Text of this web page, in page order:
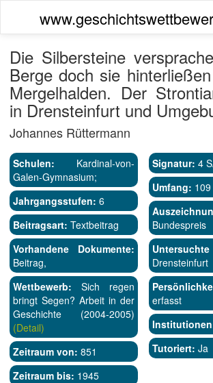
Die Silbersteine
Berge doch sie
Mergelhalden. Der
in Drensteinfurt und
Johannes Rüttermann
Schulen: Kardinal-von-
Galen-Gymnasium;
Jahrgangsstufen: 6
Beitragsart: Textbeitrag
Vorhandene Dokumente:
Beitrag,
Wettbewerb: Sich regen
bringt Segen? Arbeit in der
Geschichte (2004-2005)
(Detail)
Zeitraum von: 851
Zeitraum bis: 1945
Signatur: 4
Umfang: 109
Bundespreis
Drensteinfurt
erfasst
Tutoriert: Ja